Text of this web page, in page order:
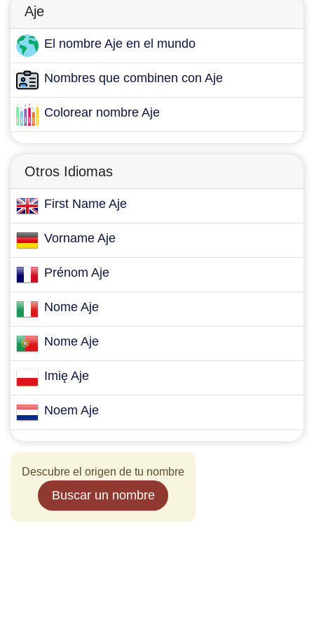
Aje
El nombre Aje en el mundo
Nombres que combinen con Aje
Colorear nombre Aje
Otros Idiomas
First Name Aje
Vorname Aje
Prénom Aje
Nome Aje
Nome Aje
Imię Aje
Noem Aje
Descubre el origen de tu nombre
Buscar un nombre